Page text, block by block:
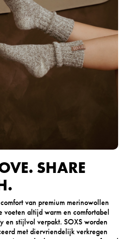
SHARE
van premium merinowollen
voeten altijd warm en comfortabel
en stijlvol verpakt. SOXS worden
met diervriendelijk verkregen